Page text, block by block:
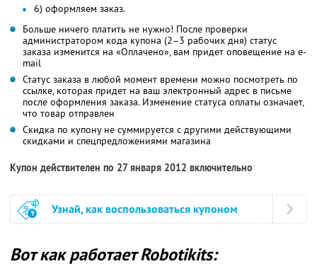
6) оформляем заказ.
Больше ничего платить не нужно! После проверки
администратором кода купона (2–3 рабочих дня) статус
заказа изменится на «Оплачено», вам придет оповещение на e-
mail
Статус заказа в любой момент времени можно посмотреть по
ссылке, которая придет на ваш электронный адрес в письме
после оформления заказа. Изменение статуса оплаты означает,
что товар отправлен
Скидка по купону не суммируется с другими действующими
скидками и спецпредложениями магазина
Купон действителен по 27 января 2012 включительно
Узнай, как воспользоваться купоном
Вот как работает Robotikits: